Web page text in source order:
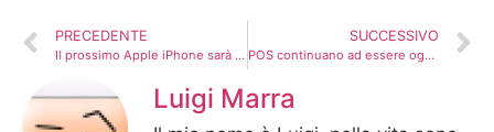
PRECEDENTE
Il prossimo Apple iPhone sarà un 7s o un 8?
SUCCESSIVO
POS continuano ad essere oggetto di attacchi Hacker
Luigi Marra